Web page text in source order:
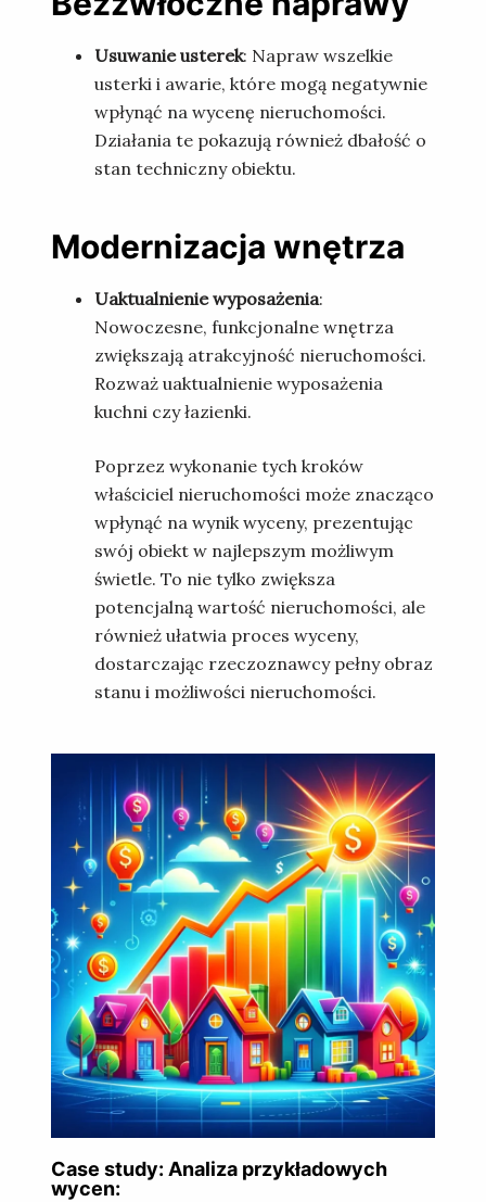
Usuwanie usterek: Napraw wszelkie
usterki i awarie, które mogą negatywnie
wpłynąć na wycenę nieruchomości.
Działania te pokazują również dbałość o
stan techniczny obiektu.
Modernizacja wnętrza
Uaktualnienie wyposażenia:
Nowoczesne, funkcjonalne wnętrza
zwiększają atrakcyjność nieruchomości.
Rozważ uaktualnienie wyposażenia
kuchni czy łazienki.
Poprzez wykonanie tych kroków
właściciel nieruchomości może znacząco
wpłynąć na wynik wyceny, prezentując
swój obiekt w najlepszym możliwym
świetle. To nie tylko zwiększa
potencjalną wartość nieruchomości, ale
również ułatwia proces wyceny,
dostarczając rzeczoznawcy pełny obraz
stanu i możliwości nieruchomości.
Case study: Analiza przykładowych
wycen: